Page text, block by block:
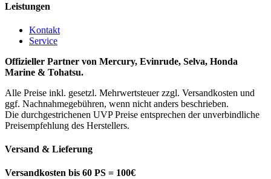
Leistungen
Kontakt
Service
Offizieller Partner von Mercury, Evinrude, Selva, Honda
Marine & Tohatsu.
Alle Preise inkl. gesetzl. Mehrwertsteuer zzgl. Versandkosten und
ggf. Nachnahmegebühren, wenn nicht anders beschrieben.
Die durchgestrichenen UVP Preise entsprechen der unverbindliche
Preisempfehlung des Herstellers.
Versand & Lieferung
Versandkosten bis 60 PS = 100€